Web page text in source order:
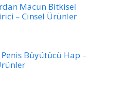
Macun Bitkisel
– Cinsel Ürünler
Büyütücü Hap –